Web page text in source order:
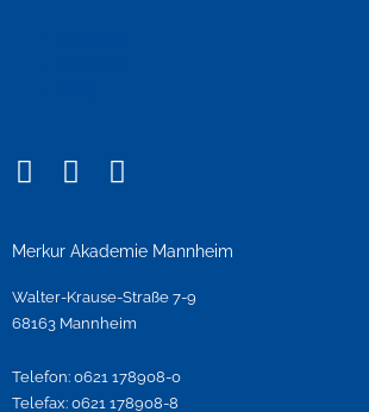
I
n
t
a
g
a
m
F
a
e
b
o
k
Y
o
t
u
b
Merkur Akademie Mannheim
Walter-Krause-Straße 7-9
68163 Mannheim
Telefon: 0621 178908-0
Telefax: 0621 178908-8